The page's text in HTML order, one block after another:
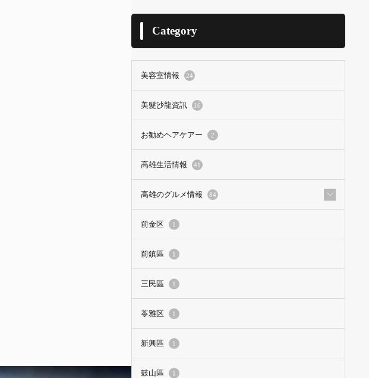
Category
美容室情報 24
美髮沙龍資訊 16
お勧めヘアケアー 2
高雄生活情報 41
高雄のグルメ情報 84
前金区 1
前鎮區 1
三民區 1
苓雅区 1
新興區 1
鼓山區 1